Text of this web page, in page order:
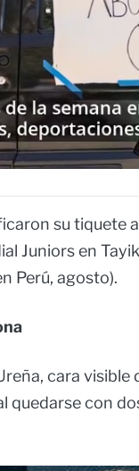
su tiquete
Juniors en
Perú, agosto).
cara
quedarse con